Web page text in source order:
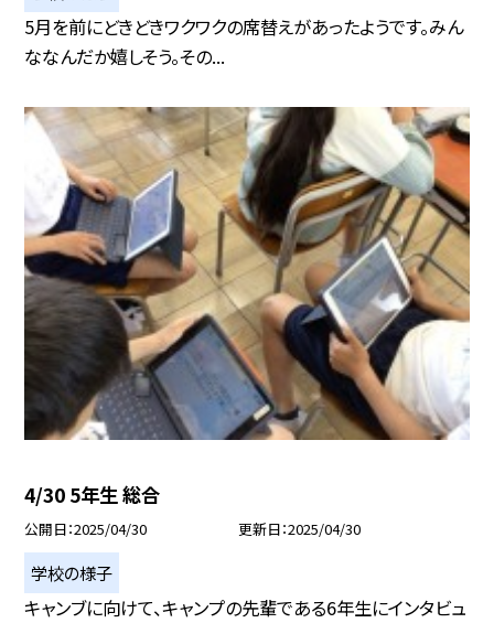
5月を前にどきどきワクワクの席替えがあったようです。みん
ななんだか嬉しそう。その...
4/30 5年生 総合
公開日 2025/04/30 更新日 2025/04/30
学校の様子
キャンブに向けて、キャンプの先輩である6年生にインタビュ